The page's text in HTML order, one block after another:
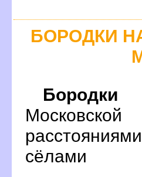
БОРОДКИ
Бородки
сёлами